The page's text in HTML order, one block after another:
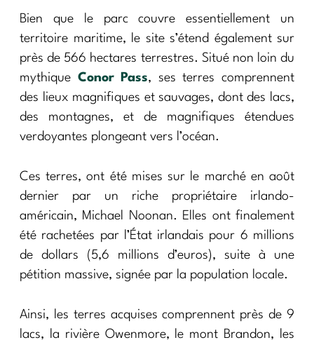
Bien que le parc couvre essentiellement un
territoire maritime, le site s’étend également sur
près de 566 hectares terrestres. Situé non loin du
mythique Conor Pass, ses terres comprennent
des lieux magnifiques et sauvages, dont des lacs,
des montagnes, et de magnifiques étendues
verdoyantes plongeant vers l’océan.
Ces terres, ont été mises sur le marché en août
dernier par un riche propriétaire irlando-
américain, Michael Noonan. Elles ont finalement
été rachetées par l’État irlandais pour 6 millions
de dollars (5,6 millions d’euros), suite à une
pétition massive, signée par la population locale.
Ainsi, les terres acquises comprennent près de 9
lacs, la rivière Owenmore, le mont Brandon, les